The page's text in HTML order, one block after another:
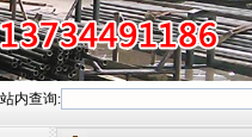
、10CrMo910、 15CrMo、35CrMo
站内查询: